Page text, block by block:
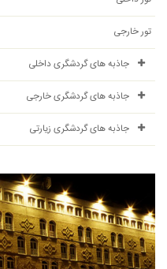
تور خارجی
جاذبه های گردشگری داخلی
جاذبه های گردشگری خارجی
جاذبه های گردشگری زیارتی